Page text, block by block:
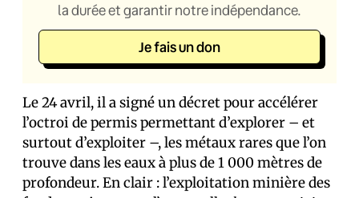
la durée et garantir notre indépendance.
Je fais un don
Le 24 avril, il a signé un décret pour accélérer
l’octroi de permis permettant d’explorer – et
surtout d’exploiter –, les métaux rares que l’on
trouve dans les eaux à plus de 1 000 mètres de
profondeur. En clair : l’exploitation minière des